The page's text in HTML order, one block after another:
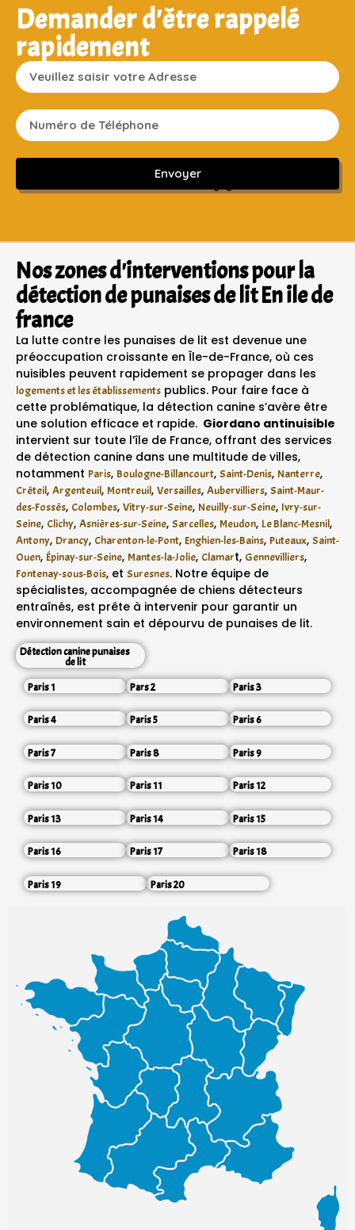
Demander d'être rappelé
rapidement
Envoyer
Sans engagement ni frais cachés
Nos zones d'interventions pour la
détection de punaises de lit En ile de
france
La lutte contre les punaises de lit est devenue une
préoccupation croissante en Île-de-France, où ces
nuisibles peuvent rapidement se propager dans les
logements et les établissements publics. Pour faire face à
cette problématique, la détection canine s’avère être
une solution efficace et rapide. Giordano antinuisible
intervient sur toute l’île de France, offrant des services
de détection canine dans une multitude de villes,
notamment Paris, Boulogne-Billancourt, Saint-Denis, Nanterre,
Créteil, Argenteuil, Montreuil, Versailles, Aubervilliers, Saint-Maur-
des-Fossés, Colombes, Vitry-sur-Seine, Neuilly-sur-Seine, Ivry-sur-
Seine, Clichy, Asnières-sur-Seine, Sarcelles, Meudon, Le Blanc-Mesnil,
Antony, Drancy, Charenton-le-Pont, Enghien-les-Bains, Puteaux, Saint-
Ouen, Épinay-sur-Seine, Mantes-la-Jolie, Clamart, Gennevilliers,
Fontenay-sous-Bois, et Suresnes. Notre équipe de
spécialistes, accompagnée de chiens détecteurs
entraînés, est prête à intervenir pour garantir un
environnement sain et dépourvu de punaises de lit.
Détection canine punaises
de lit
Paris 1
Pars 2 Paris 3
Paris 4 Paris 5 Paris 6
Paris 7 Paris 8 Paris 9
Paris 10 Paris 11 Paris 12
Paris 13 Paris 14 Paris 15
Paris 16 Paris 17 Paris 18
Paris 19 Paris 20